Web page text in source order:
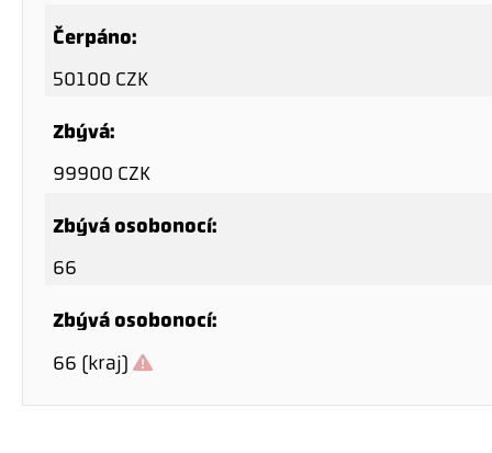
Čerpáno:
50100 CZK
Zbývá:
99900 CZK
Zbývá osobonocí:
66
Zbývá osobonocí:
66 (kraj)